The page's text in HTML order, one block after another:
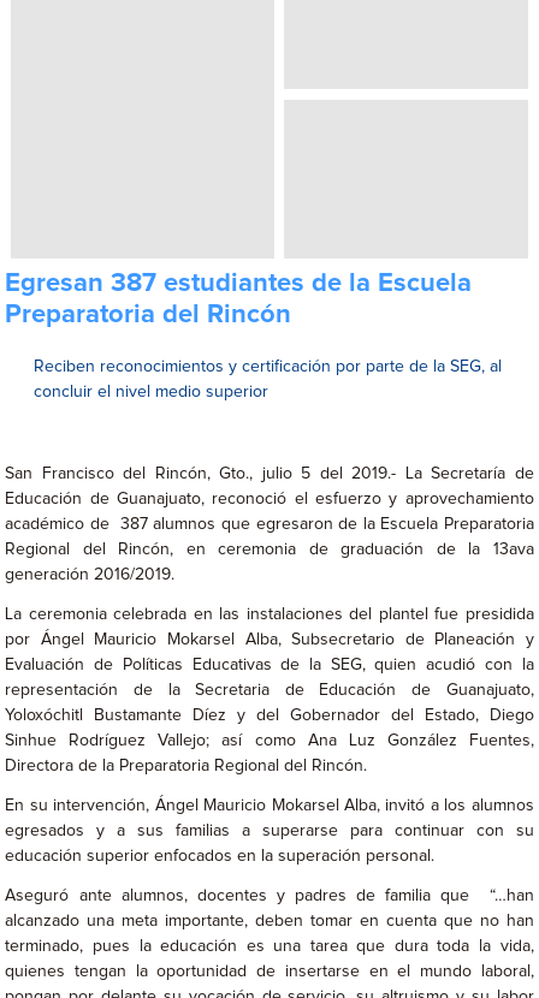
Egresan 387 estudiantes de la Escuela
Preparatoria del Rincón
Reciben reconocimientos y certificación por parte de la SEG, al
concluir el nivel medio superior
San Francisco del Rincón, Gto., julio 5 del 2019.- La Secretaría de
Educación de Guanajuato, reconoció el esfuerzo y aprovechamiento
académico de 387 alumnos que egresaron de la Escuela Preparatoria
Regional del Rincón, en ceremonia de graduación de la 13ava
generación 2016/2019.
La ceremonia celebrada en las instalaciones del plantel fue presidida
por Ángel Mauricio Mokarsel Alba, Subsecretario de Planeación y
Evaluación de Políticas Educativas de la SEG, quien acudió con la
representación de la Secretaria de Educación de Guanajuato,
Yoloxóchitl Bustamante Díez y del Gobernador del Estado, Diego
Sinhue Rodríguez Vallejo; así como Ana Luz González Fuentes,
Directora de la Preparatoria Regional del Rincón.
En su intervención, Ángel Mauricio Mokarsel Alba, invitó a los alumnos
egresados y a sus familias a superarse para continuar con su
educación superior enfocados en la superación personal.
Aseguró ante alumnos, docentes y padres de familia que “…han
alcanzado una meta importante, deben tomar en cuenta que no han
terminado, pues la educación es una tarea que dura toda la vida,
quienes tengan la oportunidad de insertarse en el mundo laboral,